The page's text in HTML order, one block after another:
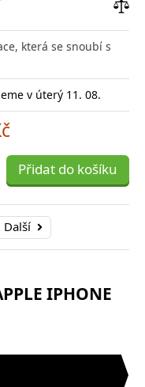
která se snoubí s
v úterý 11. 08.
Přidat do košíku
Další
IPHONE